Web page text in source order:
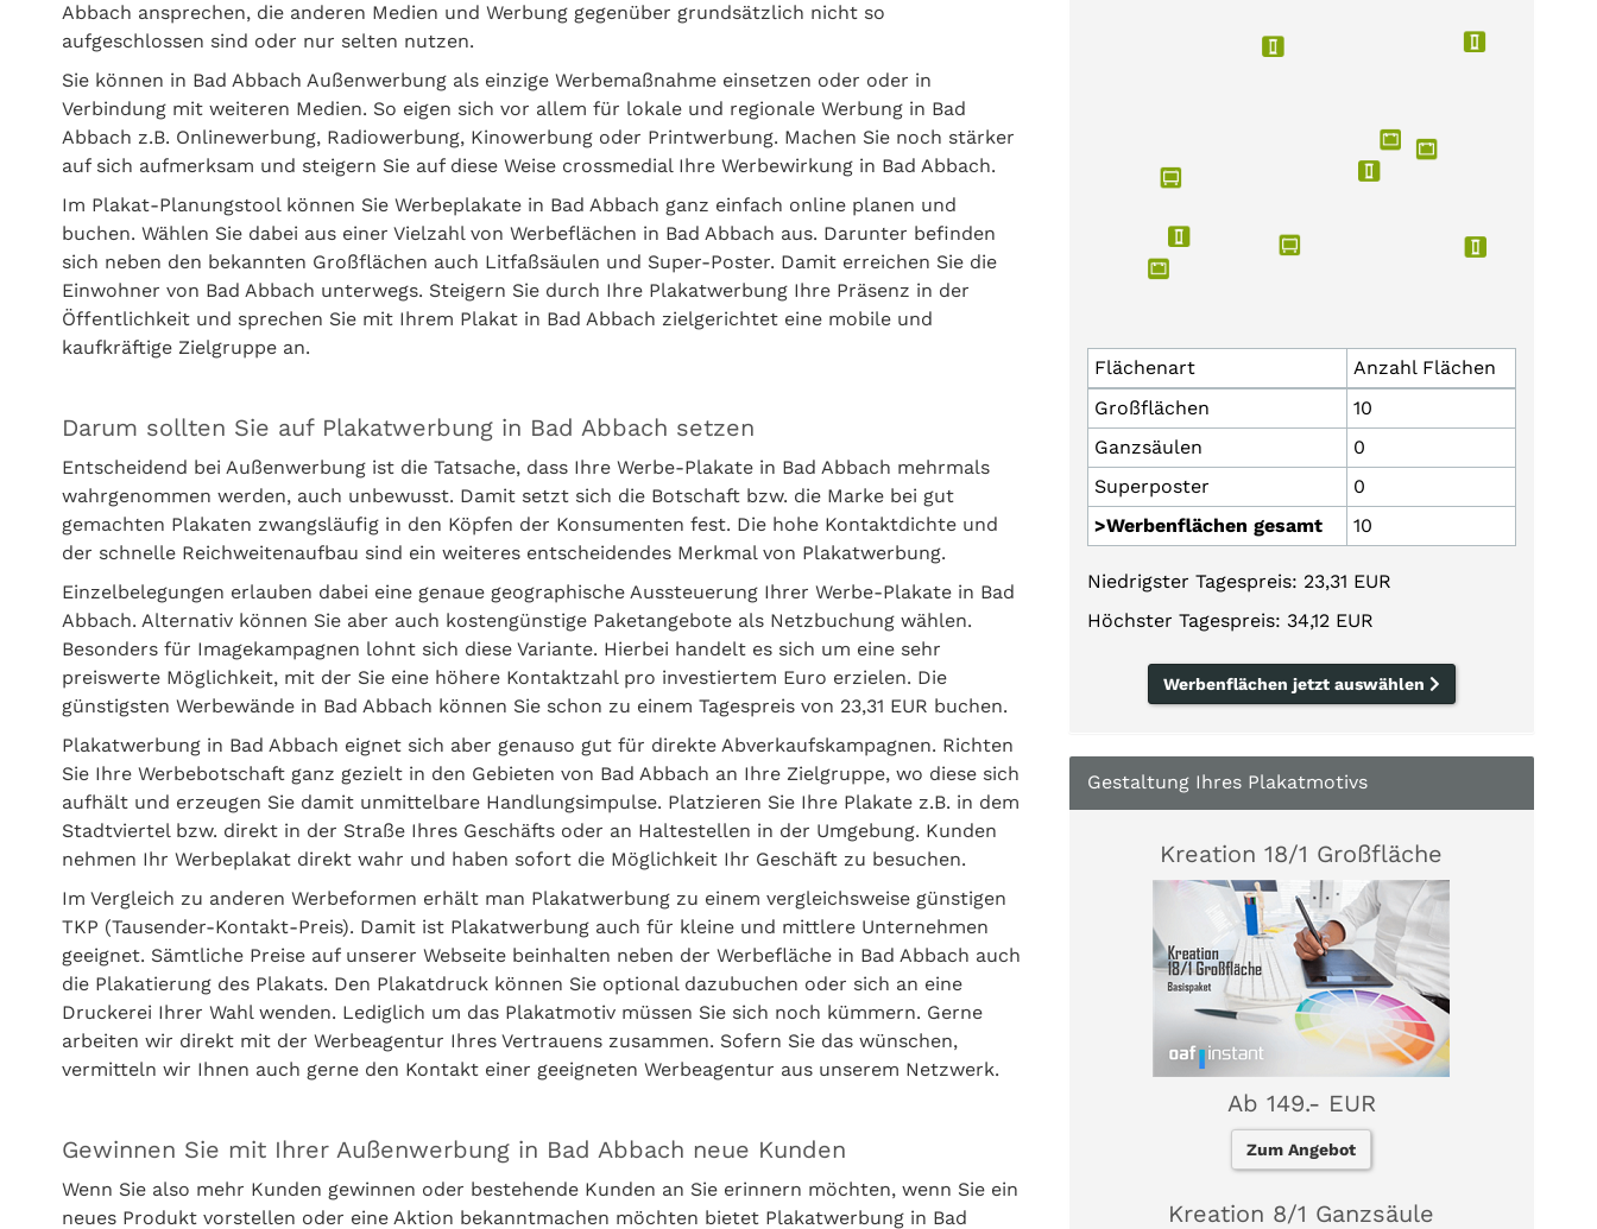
Abbach ansprechen, die anderen Medien und Werbung gegenüber grundsätzlich nicht so
aufgeschlossen sind oder nur selten nutzen.
Sie können in Bad Abbach Außenwerbung als einzige Werbemaßnahme einsetzen oder oder in
Verbindung mit weiteren Medien. So eigen sich vor allem für lokale und regionale Werbung in Bad
Abbach z.B. Onlinewerbung, Radiowerbung, Kinowerbung oder Printwerbung. Machen Sie noch stärker
auf sich aufmerksam und steigern Sie auf diese Weise crossmedial Ihre Werbewirkung in Bad Abbach.
Im Plakat-Planungstool können Sie Werbeplakate in Bad Abbach ganz einfach online planen und
buchen. Wählen Sie dabei aus einer Vielzahl von Werbeflächen in Bad Abbach aus. Darunter befinden
sich neben den bekannten Großflächen auch Litfaßsäulen und Super-Poster. Damit erreichen Sie die
Einwohner von Bad Abbach unterwegs. Steigern Sie durch Ihre Plakatwerbung Ihre Präsenz in der
Öffentlichkeit und sprechen Sie mit Ihrem Plakat in Bad Abbach zielgerichtet eine mobile und
kaufkräftige Zielgruppe an.
Darum sollten Sie auf Plakatwerbung in Bad Abbach setzen
Entscheidend bei Außenwerbung ist die Tatsache, dass Ihre Werbe-Plakate in Bad Abbach mehrmals
wahrgenommen werden, auch unbewusst. Damit setzt sich die Botschaft bzw. die Marke bei gut
gemachten Plakaten zwangsläufig in den Köpfen der Konsumenten fest. Die hohe Kontaktdichte und
der schnelle Reichweitenaufbau sind ein weiteres entscheidendes Merkmal von Plakatwerbung.
Einzelbelegungen erlauben dabei eine genaue geographische Aussteuerung Ihrer Werbe-Plakate in Bad
Abbach. Alternativ können Sie aber auch kostengünstige Paketangebote als Netzbuchung wählen.
Besonders für Imagekampagnen lohnt sich diese Variante. Hierbei handelt es sich um eine sehr
preiswerte Möglichkeit, mit der Sie eine höhere Kontaktzahl pro investiertem Euro erzielen. Die
günstigsten Werbewände in Bad Abbach können Sie schon zu einem Tagespreis von 23,31 EUR buchen.
Plakatwerbung in Bad Abbach eignet sich aber genauso gut für direkte Abverkaufskampagnen. Richten
Sie Ihre Werbebotschaft ganz gezielt in den Gebieten von Bad Abbach an Ihre Zielgruppe, wo diese sich
aufhält und erzeugen Sie damit unmittelbare Handlungsimpulse. Platzieren Sie Ihre Plakate z.B. in dem
Stadtviertel bzw. direkt in der Straße Ihres Geschäfts oder an Haltestellen in der Umgebung. Kunden
nehmen Ihr Werbeplakat direkt wahr und haben sofort die Möglichkeit Ihr Geschäft zu besuchen.
Im Vergleich zu anderen Werbeformen erhält man Plakatwerbung zu einem vergleichsweise günstigen
TKP (Tausender-Kontakt-Preis). Damit ist Plakatwerbung auch für kleine und mittlere Unternehmen
geeignet. Sämtliche Preise auf unserer Webseite beinhalten neben der Werbefläche in Bad Abbach auch
die Plakatierung des Plakats. Den Plakatdruck können Sie optional dazubuchen oder sich an eine
Druckerei Ihrer Wahl wenden. Lediglich um das Plakatmotiv müssen Sie sich noch kümmern. Gerne
arbeiten wir direkt mit der Werbeagentur Ihres Vertrauens zusammen. Sofern Sie das wünschen,
vermitteln wir Ihnen auch gerne den Kontakt einer geeigneten Werbeagentur aus unserem Netzwerk.
Gewinnen Sie mit Ihrer Außenwerbung in Bad Abbach neue Kunden
Wenn Sie also mehr Kunden gewinnen oder bestehende Kunden an Sie erinnern möchten, wenn Sie ein
neues Produkt vorstellen oder eine Aktion bekanntmachen möchten bietet Plakatwerbung in Bad
Flächenart
Anzahl Flächen
Großflächen
10
Ganzsäulen
0
Superposter
0
>Werbenflächen gesamt
10
Niedrigster Tagespreis: 23,31 EUR
Höchster Tagespreis: 34,12 EUR
Werbenflächen jetzt auswählen
Gestaltung Ihres Plakatmotivs
Kreation 18/1 Großfläche
Ab 149.- EUR
Zum Angebot
Kreation 8/1 Ganzsäule